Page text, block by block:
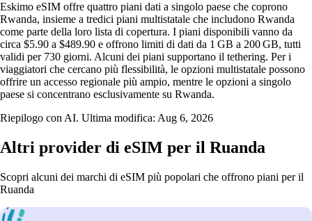
Eskimo eSIM offre quattro piani dati a singolo paese che coprono
Rwanda, insieme a tredici piani multistatale che includono Rwanda
come parte della loro lista di copertura. I piani disponibili vanno da
circa $5.90 a $489.90 e offrono limiti di dati da 1 GB a 200 GB, tutti
validi per 730 giorni. Alcuni dei piani supportano il tethering. Per i
viaggiatori che cercano più flessibilità, le opzioni multistatale possono
offrire un accesso regionale più ampio, mentre le opzioni a singolo
paese si concentrano esclusivamente su Rwanda.
Riepilogo con AI. Ultima modifica: Aug 6, 2026
Altri provider di eSIM per il Ruanda
Scopri alcuni dei marchi di eSIM più popolari che offrono piani per il
Ruanda